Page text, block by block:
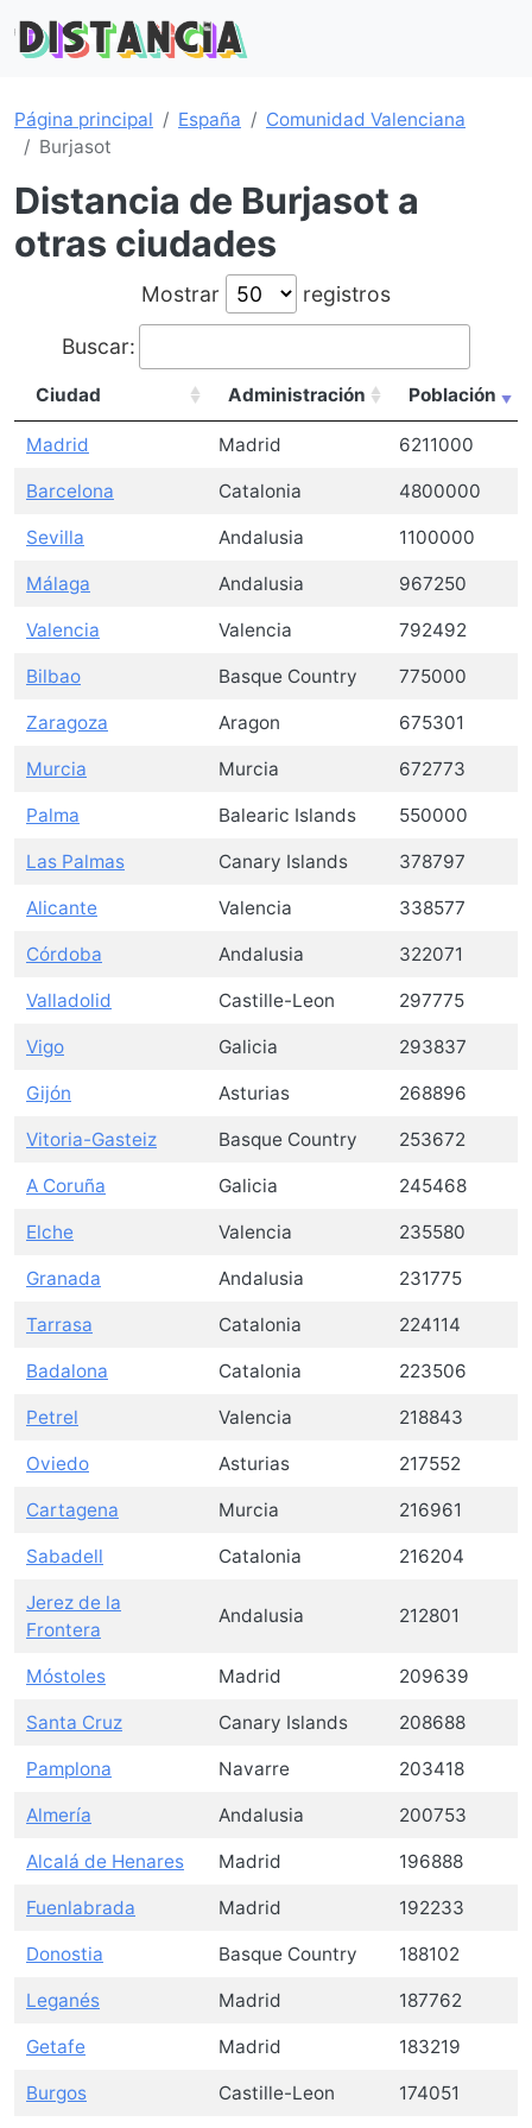
Página principal España
Comunidad Valenciana
Burjasot
Distancia de Burjasot a
otras ciudades
Mostrar registros
Buscar:
Ciudad Administración Población
Madrid Madrid 6211000
Barcelona Catalonia 4800000
Sevilla Andalusia 1100000
Málaga Andalusia 967250
Valencia Valencia 792492
Bilbao Basque Country 775000
Zaragoza Aragon 675301
Murcia Murcia 672773
Palma Balearic Islands 550000
Las Palmas Canary Islands 378797
Alicante Valencia 338577
Córdoba Andalusia 322071
Valladolid Castille-Leon 297775
Vigo Galicia 293837
Gijón Asturias 268896
Vitoria-Gasteiz Basque Country 253672
A Coruña Galicia 245468
Elche Valencia 235580
Granada Andalusia 231775
Tarrasa Catalonia 224114
Badalona Catalonia 223506
Petrel Valencia 218843
Oviedo Asturias 217552
Cartagena Murcia 216961
Sabadell Catalonia 216204
Jerez de la
Frontera
Andalusia 212801
Móstoles Madrid 209639
Santa Cruz Canary Islands 208688
Pamplona Navarre 203418
Almería Andalusia 200753
Alcalá de Henares Madrid 196888
Fuenlabrada Madrid 192233
Donostia Basque Country 188102
Leganés Madrid 187762
Getafe Madrid 183219
Burgos Castille-Leon 174051